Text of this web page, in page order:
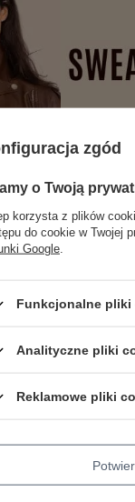
zgód
o Twoją
korzysta z plików
do cookie w Twojej
Google
Funkcjonalne pliki
Analityczne pliki
Reklamowe pliki